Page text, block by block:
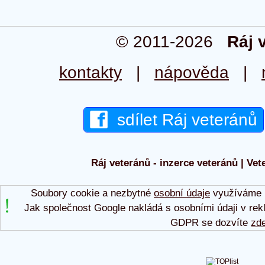
© 2011-2026 Ráj
kontakty | nápověda |
sdílet Ráj veteránů
Ráj veteránů - inzerce veteránů |
Soubory cookie a nezbytné osobní údajevyužíváme
Jak společnost Google nakládá s osobními údaji v
GDPR se dozvíte